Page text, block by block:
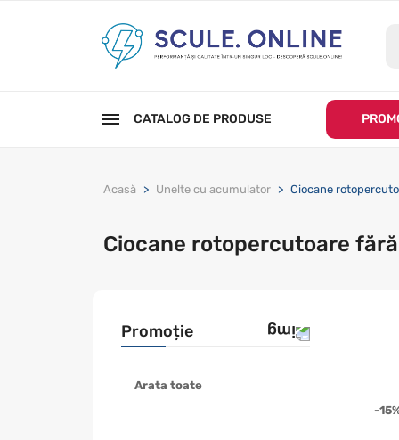
CATALOG DE PRODUSE
Acasă Unelte cu acumulator Ciocane
Ciocane rotopercutoare
Promoție
Promotie
Arata toate
-